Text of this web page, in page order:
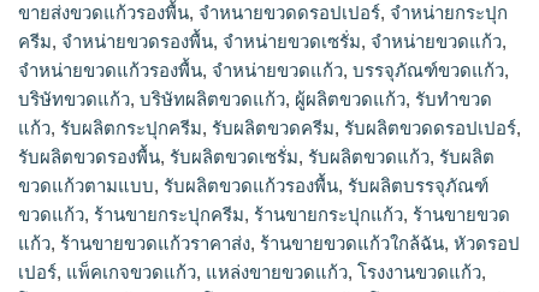
ขายส่งขวดแก้วรองพื้น, จำหนายขวดดรอปเปอร์, จำหน่ายกระปุก
ครีม, จำหน่ายขวดรองพื้น, จำหน่ายขวดเซรั่ม, จำหน่ายขวดแก้ว,
จำหน่ายขวดแก้วรองพื้น, จําหน่ายขวดแก้ว, บรรจุภัณฑ์ขวดแก้ว,
บริษัทขวดแก้ว, บริษัทผลิตขวดแก้ว, ผู้ผลิตขวดแก้ว, รับทำขวด
แก้ว, รับผลิตกระปุกครีม, รับผลิตขวดครีม, รับผลิตขวดดรอปเปอร์,
รับผลิตขวดรองพื้น, รับผลิตขวดเซรั่ม, รับผลิตขวดแก้ว, รับผลิต
ขวดแก้วตามแบบ, รับผลิตขวดแก้วรองพื้น, รับผลิตบรรจุภัณฑ์
ขวดแก้ว, ร้านขายกระปุกครีม, ร้านขายกระปุกแก้ว, ร้านขายขวด
แก้ว, ร้านขายขวดแก้วราคาส่ง, ร้านขายขวดแก้วใกล้ฉัน, หัวดรอป
เปอร์, แพ็คเกจขวดแก้ว, แหล่งขายขวดแก้ว, โรงงานขวดแก้ว,